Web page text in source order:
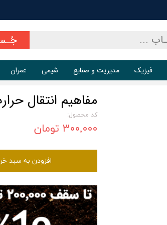
فیزیک مدیریت و صنایع شیمی عمران
مفاهیم انتقال
کد محصول:
۳۰۰,۰۰۰ تومان
افزودن به سبد